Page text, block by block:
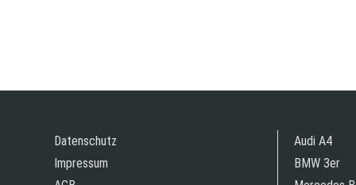
Datenschutz
Impressum
Audi A4
BMW 3er